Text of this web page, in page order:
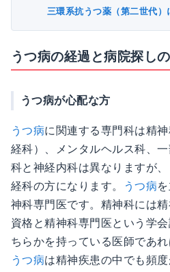
三環系抗うつ薬（第二世代）
うつ病の経過と病院探し
うつ病が心配な方
うつ病に関連する専門科は精
経科）、メンタルヘルス科、
科と神経内科は異なりますが、
経科の方になります。
うつ病
神科専門医です。精神科には
資格と精神科専門医という学
ちらかを持っている医師であれ
うつ病は精神疾患の中でも頻